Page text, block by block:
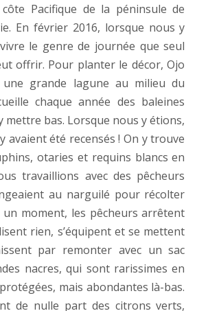
Pacifique de la péninsule de
En février 2016, lorsque nous y
le genre de journée que seul
offrir. Pour planter le décor, Ojo
grande lagune au milieu du
chaque année des baleines
mettre bas. Lorsque nous y étions,
avaient été recensés ! On y trouve
otaries et requins blancs en
travaillions avec des pêcheurs
au narguilé pour récolter
un moment, les pêcheurs arrêtent
rien, s’équipent et se mettent
par remonter avec un sac
nacres, qui sont rarissimes en
mais abondantes là-bas.
de nulle part des citrons verts,